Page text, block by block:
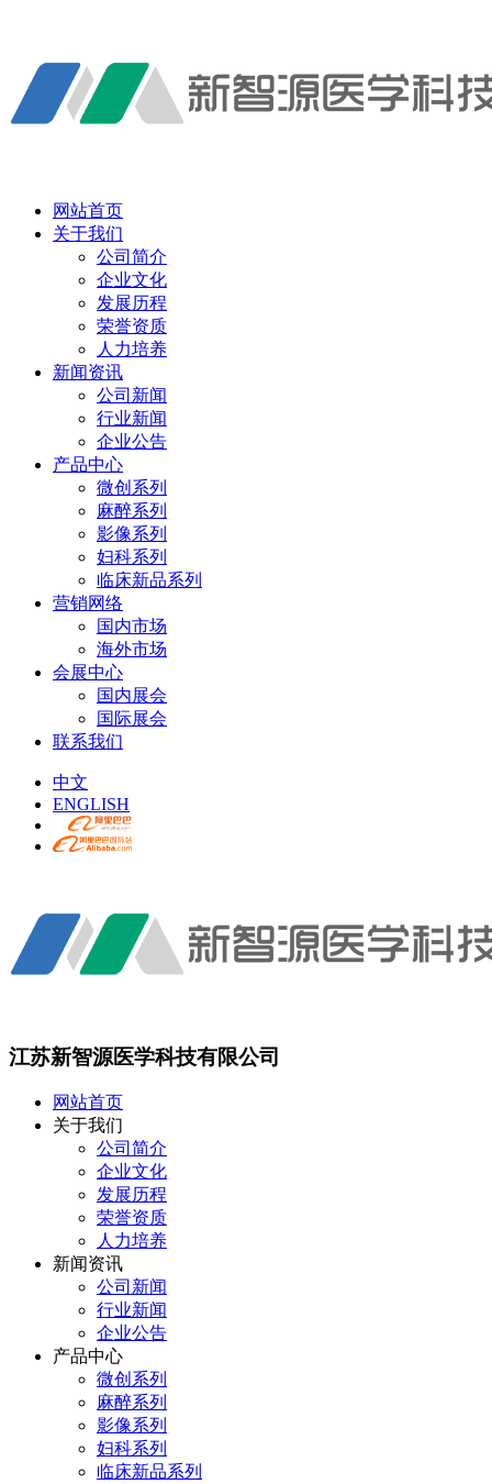
网站首页
关于我们
公司简介
企业文化
发展历程
荣誉资质
人力培养
新闻资讯
公司新闻
行业新闻
企业公告
产品中心
微创系列
麻醉系列
影像系列
妇科系列
临床新品系列
营销网络
国内市场
海外市场
会展中心
国内展会
国际展会
联系我们
中文
ENGLISH
江苏新智源医学科技有限公司
网站首页
关于我们
公司简介
企业文化
发展历程
荣誉资质
人力培养
新闻资讯
公司新闻
行业新闻
企业公告
产品中心
微创系列
麻醉系列
影像系列
妇科系列
临床新品系列